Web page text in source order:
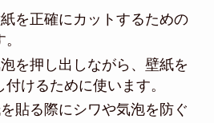
を正確にカットするための
を押し出しながら、壁紙を
けるために使います。
貼る際にシワや気泡を防ぐ